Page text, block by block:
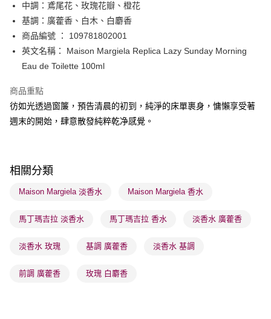
WeChat Pay
BoC Pay
送貨方式
每筆HK$65.00，滿HK$300.00或以上免運費
順豐站及營業點 - 確認發貨後1-3個工作天送達
物流公司進行物流配送
每筆HK$65.00，滿HK$300.00或以上免運費
(香港門市) 只顯示可選門市。確認發貨後2-5個工作天到店，3天內
每筆HK$20.00，滿HK$100.00或以上免運費
(澳門門市) 只顯示可選門市。確認發貨後2-5個工作天到店，3天內
中調：鳶尾花、玫瑰花瓣、橙花
基調：廣藿香、白木、白麝香
商品編號 ： 109781802001
英文名稱： Maison Margiela Replica Lazy Sunday Morning
Eau de Toilette 100ml
商品重點
彷如光透過窗簾，預告清晨的初到，純淨的床單裹身，慵懶享受著
週末的開始，肆意散發純粹乾净感覺。
相關分類
Maison Margiela 淡香水 Maison Margiela 香水
馬丁瑪吉拉 淡香水 馬丁瑪吉拉 香水 淡香水 廣藿香
淡香水 玫瑰 基調 廣藿香 淡香水 基調
前調 廣藿香 玫瑰 白麝香